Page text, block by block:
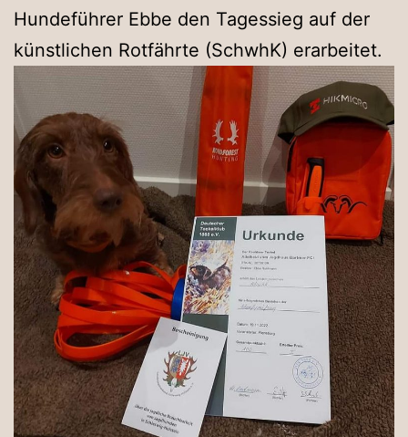
Hundeführer Ebbe den Tagessieg auf der
künstlichen Rotfährte (SchwhK) erarbeitet.